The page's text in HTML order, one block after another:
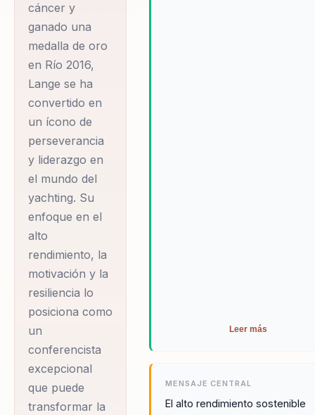
cáncer y
ganado una
medalla de oro
en Río 2016,
Lange se ha
convertido en
un ícono de
perseverancia
y liderazgo en
el mundo del
yachting. Su
enfoque en el
alto
rendimiento, la
motivación y la
resiliencia lo
posiciona como
un
conferencista
excepcional
que puede
transformar la
Leer más
MENSAJE CENTRAL
El alto rendimiento sostenible